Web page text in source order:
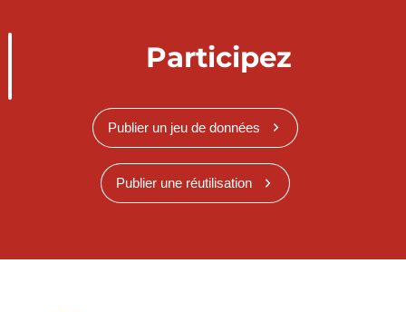
Participez
Publier un jeu de données
Publier une réutilisation